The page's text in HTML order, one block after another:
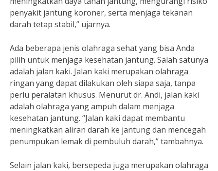
penyakit jantung koroner, serta menjaga tekanan
darah tetap stabil,” ujarnya.
Ada beberapa jenis olahraga sehat yang bisa Anda
pilih untuk menjaga kesehatan jantung. Salah satunya
adalah jalan kaki. Jalan kaki merupakan olahraga
ringan yang dapat dilakukan oleh siapa saja, tanpa
perlu peralatan khusus. Menurut dr. Andi, jalan kaki
adalah olahraga yang ampuh dalam menjaga
kesehatan jantung. “Jalan kaki dapat membantu
meningkatkan aliran darah ke jantung dan mencegah
penumpukan lemak di pembuluh darah,” tambahnya.
Selain jalan kaki, bersepeda juga merupakan olahraga